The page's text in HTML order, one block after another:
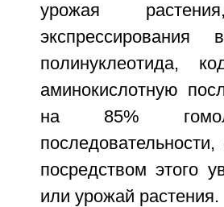
урожая
экспрессирования
полинуклеотида,
аминокислотную
на 85%
посредством этого
или урожай растения.